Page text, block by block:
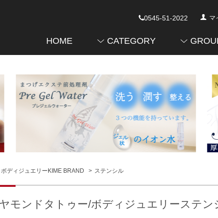
0545-51-2022 マ
HOME CATEGORY
ボディジュエリーKIME BRAND > ステンシル
モンドタトゥー/ボディジュエリーステン